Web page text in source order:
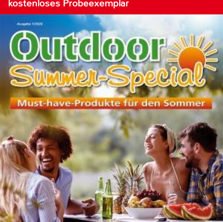
kostenloses Probeexemplar